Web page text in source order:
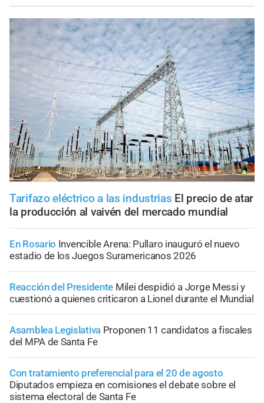
Tarifazo eléctrico a las industrias El precio de atar
la producción al vaivén del mercado mundial
En Rosario Invencible Arena: Pullaro inauguró el nuevo
estadio de los Juegos Suramericanos 2026
Reacción del Presidente Milei despidió a Jorge Messi y
cuestionó a quienes criticaron a Lionel durante el Mundial
Asamblea Legislativa Proponen 11 candidatos a fiscales
del MPA de Santa Fe
Con tratamiento preferencial para el 20 de agosto
Diputados empieza en comisiones el debate sobre el
sistema electoral de Santa Fe